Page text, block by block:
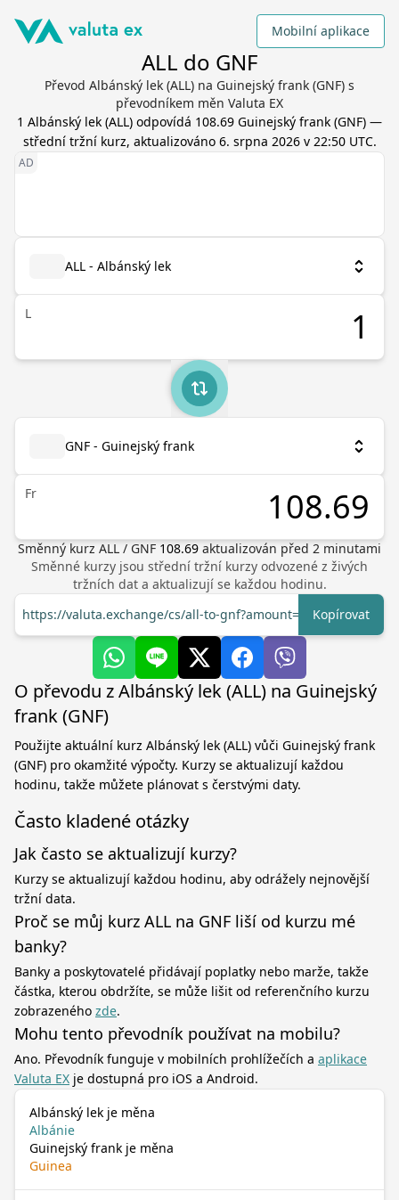
Mobilní aplikace
ALL do GNF
Převod Albánský lek (ALL) na Guinejský frank (GNF) s
převodníkem měn Valuta EX
1 Albánský lek (ALL) odpovídá 108.69 Guinejský frank (GNF) —
střední tržní kurz, aktualizováno 6. srpna 2026 v 22:50 UTC.
ALL - Albánský lek
L
GNF - Guinejský frank
Fr
Směnný kurz ALL / GNF 108.69 aktualizován před 2 minutami
Směnné kurzy jsou střední tržní kurzy odvozené z živých
tržních dat a aktualizují se každou hodinu.
https://valuta.exchange/cs/all-to-gnf?amount=1
Kopírovat
O převodu z Albánský lek (ALL) na Guinejský
frank (GNF)
Použijte aktuální kurz Albánský lek (ALL) vůči Guinejský frank
(GNF) pro okamžité výpočty. Kurzy se aktualizují každou
hodinu, takže můžete plánovat s čerstvými daty.
Často kladené otázky
Jak často se aktualizují kurzy?
Kurzy se aktualizují každou hodinu, aby odrážely nejnovější
tržní data.
Proč se můj kurz ALL na GNF liší od kurzu mé
banky?
Banky a poskytovatelé přidávají poplatky nebo marže, takže
částka, kterou obdržíte, se může lišit od referenčního kurzu
zobrazeného zde.
Mohu tento převodník používat na mobilu?
Ano. Převodník funguje v mobilních prohlížečích a aplikace
Valuta EX je dostupná pro iOS a Android.
Albánský lek je měna
Albánie
Guinejský frank je měna
Guinea